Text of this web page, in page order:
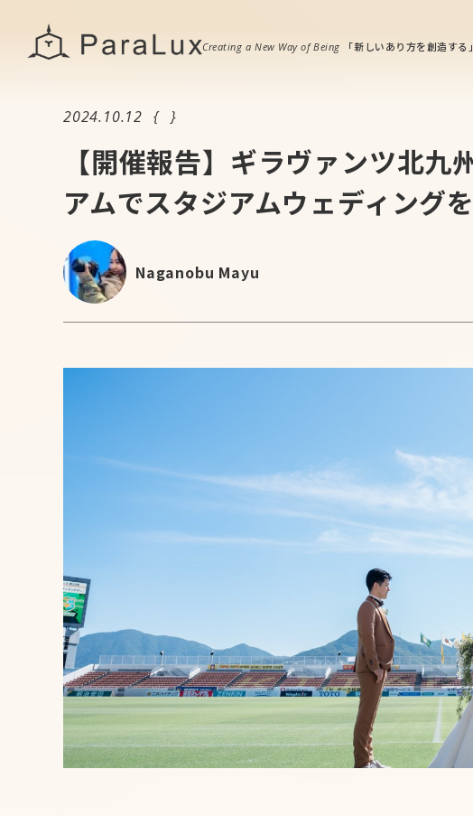
Creating a New Way of Being 「新 しいあり方を創造する」
2024.10.12
【開催報告】ギラヴァンツ北
アムでスタジアムウェディング
Naganobu Mayu